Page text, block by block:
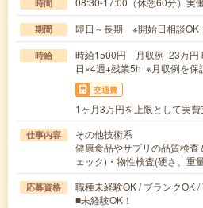
時間
期間 即日～長期 ※開始日相談OK
時給
時給1500円 月収例 23万円
日×4週+残業5h ※月収例を保
交通費
1ヶ月3万円を上限として実
仕事内容
その他技術系
健康食品やサプリの品質検
ェック)・物性検査(硬さ、重
応募資格
職種未経験OK / ブランクOK
■未経験OK！